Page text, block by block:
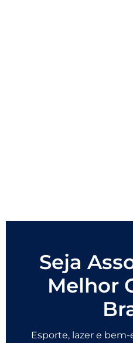
Seja
Melhor
Esporte, lazer e